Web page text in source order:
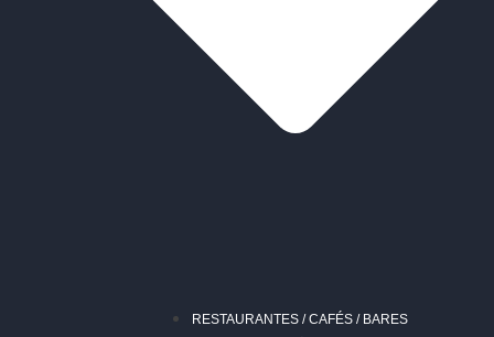
RESTAURANTES / CAFÉS / BARES